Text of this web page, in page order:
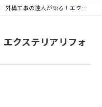
外構工事の達人が語る！エクステリアリフォームの必見ポイント
クステリアリフォ